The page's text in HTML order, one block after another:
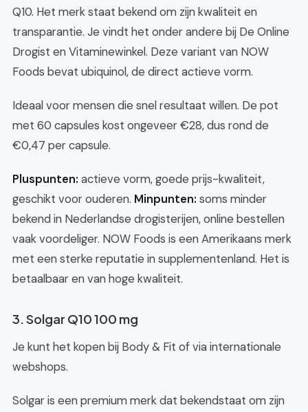
Q10. Het merk staat bekend om zijn kwaliteit en
transparantie. Je vindt het onder andere bij De Online
Drogist en Vitaminewinkel. Deze variant van NOW
Foods bevat ubiquinol, de direct actieve vorm.
Ideaal voor mensen die snel resultaat willen. De pot
met 60 capsules kost ongeveer €28, dus rond de
€0,47 per capsule.
Pluspunten: actieve vorm, goede prijs-kwaliteit,
geschikt voor ouderen. Minpunten: soms minder
bekend in Nederlandse drogisterijen, online bestellen
vaak voordeliger. NOW Foods is een Amerikaans merk
met een sterke reputatie in supplementenland. Het is
betaalbaar en van hoge kwaliteit.
3. Solgar Q10 100 mg
Je kunt het kopen bij Body & Fit of via internationale
webshops.
Solgar is een premium merk dat bekendstaat om zijn